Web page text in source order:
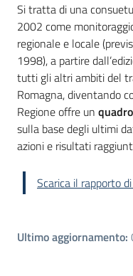
Si tratta di una
2002 come
regionale e locale
1998), a partire
tutti gli altri ambiti del
Romagna, diventando
Regione offre un
sulla base degli ultimi
azioni e risultati
Scarica il rapporto
Ultimo aggiornamento: